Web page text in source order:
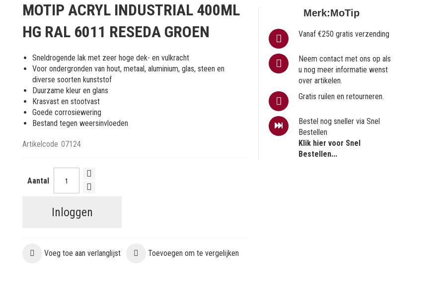
MOTIP ACRYL INDUSTRIAL 400ML
HG RAL 6011 RESEDA GROEN
Sneldrogende lak met zeer hoge dek- en vulkracht
Voor ondergronden van hout, metaal, aluminium, glas, steen en
diverse soorten kunststof
Duurzame kleur en glans
Krasvast en stootvast
Goede corrosiewering
Bestand tegen weersinvloeden
Artikelcode 07124
Aantal
Inloggen
Voeg toe aan verlanglijst Toevoegen om te vergelijken
Merk:MoTip
Vanaf €250 gratis verzending
Neem contact met ons op als
u nog meer informatie wenst
over artikelen.
Gratis ruilen en retourneren.
Bestel nog sneller via Snel
Bestellen
Klik hier voor Snel
Bestellen...